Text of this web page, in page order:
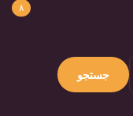
۸
جستجو